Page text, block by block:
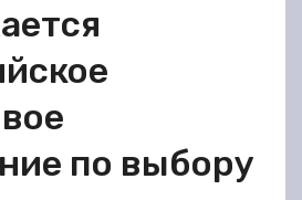
по выбору